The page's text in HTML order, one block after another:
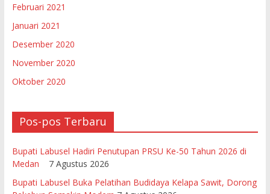
Februari 2021
Januari 2021
Desember 2020
November 2020
Oktober 2020
Pos-pos Terbaru
Bupati Labusel Hadiri Penutupan PRSU Ke-50 Tahun 2026 di
Medan
7 Agustus 2026
Bupati Labusel Buka Pelatihan Budidaya Kelapa Sawit, Dorong